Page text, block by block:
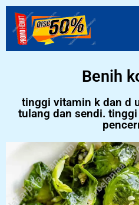
Benih
tinggi vitamin k dan d
tulang dan sendi.